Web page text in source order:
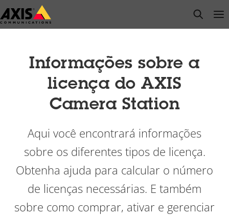
Pular
para
open
Informações sobre a
licença do AXIS
Camera Station
Aqui você encontrará informações
sobre os diferentes tipos de licença.
Obtenha ajuda para calcular o número
de licenças necessárias. E também
sobre como comprar, ativar e gerenciar